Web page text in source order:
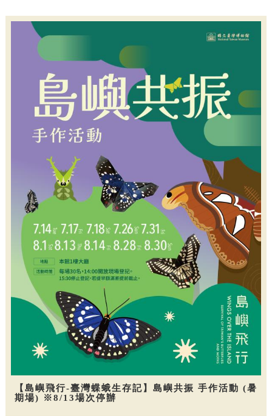
【島嶼飛行-臺灣蝶蛾生存記】島嶼共振 手作活動 (暑
期場) ※8/13場次停辦